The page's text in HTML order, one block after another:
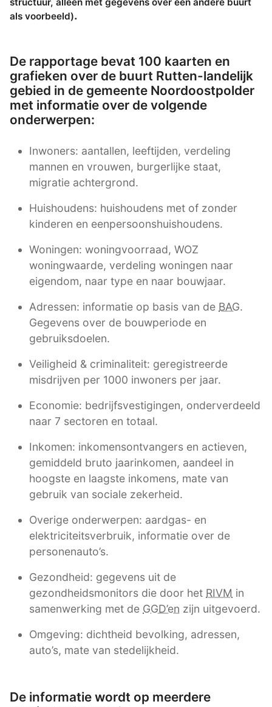
structuur, alleen met gegevens over een andere buurt
als voorbeeld).
De rapportage bevat 100 kaarten en
grafieken over de buurt Rutten-landelijk
gebied in de gemeente Noordoostpolder
met informatie over de volgende
onderwerpen:
Inwoners: aantallen, leeftijden, verdeling
mannen en vrouwen, burgerlijke staat,
migratie achtergrond.
Huishoudens: huishoudens met of zonder
kinderen en eenpersoonshuishoudens.
Woningen: woningvoorraad, WOZ
woningwaarde, verdeling woningen naar
eigendom, naar type en naar bouwjaar.
Adressen: informatie op basis van de BAG.
Gegevens over de bouwperiode en
gebruiksdoelen.
Veiligheid & criminaliteit: geregistreerde
misdrijven per 1000 inwoners per jaar.
Economie: bedrijfsvestigingen, onderverdeeld
naar 7 sectoren en totaal.
Inkomen: inkomensontvangers en actieven,
gemiddeld bruto jaarinkomen, aandeel in
hoogste en laagste inkomens, mate van
gebruik van sociale zekerheid.
Overige onderwerpen: aardgas- en
elektriciteitsverbruik, informatie over de
personenauto’s.
Gezondheid: gegevens uit de
gezondheidsmonitors die door het RIVM in
samenwerking met de GGD’en zijn uitgevoerd.
Omgeving: dichtheid bevolking, adressen,
auto’s, mate van stedelijkheid.
De informatie wordt op meerdere